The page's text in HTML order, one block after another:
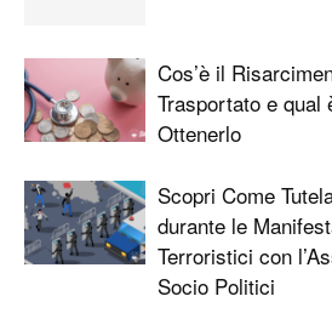
Cos’è il
Trasportato e qual
Ottenerlo
Scopri Come
durante le
Terroristici con
Socio Politici